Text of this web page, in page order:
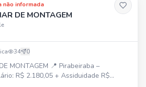
não informada
DE MONTAGEM
34 0
📍 Pirabeiraba –
R$ 2.180,05 + Assiduidade R$